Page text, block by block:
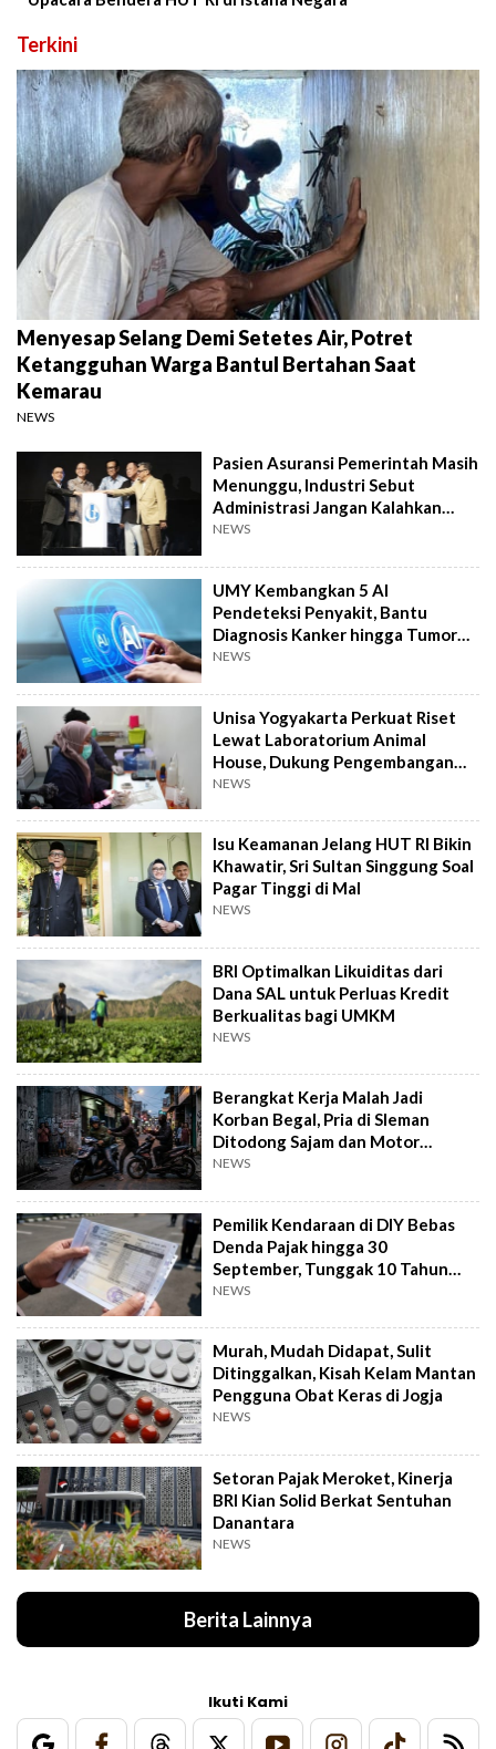
Terkini
Menyesap Selang Demi Setetes Air, Potret
Ketangguhan Warga Bantul Bertahan Saat
Kemarau
NEWS
Pasien Asuransi Pemerintah Masih
Menunggu, Industri Sebut
Administrasi Jangan Kalahkan
Kemanusiaan
NEWS
UMY Kembangkan 5 AI
Pendeteksi Penyakit, Bantu
Diagnosis Kanker hingga Tumor
Otak Lebih Cepat
NEWS
Unisa Yogyakarta Perkuat Riset
Lewat Laboratorium Animal
House, Dukung Pengembangan
Kandidat Obat
NEWS
Isu Keamanan Jelang HUT RI Bikin
Khawatir, Sri Sultan Singgung Soal
Pagar Tinggi di Mal
NEWS
BRI Optimalkan Likuiditas dari
Dana SAL untuk Perluas Kredit
Berkualitas bagi UMKM
NEWS
Berangkat Kerja Malah Jadi
Korban Begal, Pria di Sleman
Ditodong Sajam dan Motor
Digasak
NEWS
Pemilik Kendaraan di DIY Bebas
Denda Pajak hingga 30
September, Tunggak 10 Tahun
Cukup Bayar 5 Tahun
NEWS
Murah, Mudah Didapat, Sulit
Ditinggalkan, Kisah Kelam Mantan
Pengguna Obat Keras di Jogja
NEWS
Setoran Pajak Meroket, Kinerja
BRI Kian Solid Berkat Sentuhan
Danantara
NEWS
Berita Lainnya
Ikuti Kami